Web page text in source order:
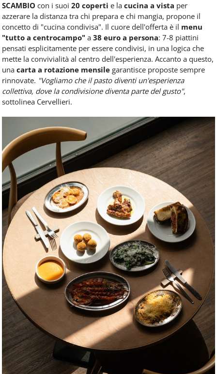
SCAMBIO con i suoi 20 coperti e la cucina a vista per
azzerare la distanza tra chi prepara e chi mangia, propone il
concetto di "cucina condivisa". Il cuore dell'offerta è il menu
"tutto a centrocampo" a 38 euro a persona: 7-8 piattini
pensati esplicitamente per essere condivisi, in una logica che
mette la convivialità al centro dell'esperienza. Accanto a questo,
una carta a rotazione mensile garantisce proposte sempre
rinnovate. "Vogliamo che il pasto diventi un'esperienza
collettiva, dove la condivisione diventa parte del gusto",
sottolinea Cervellieri.